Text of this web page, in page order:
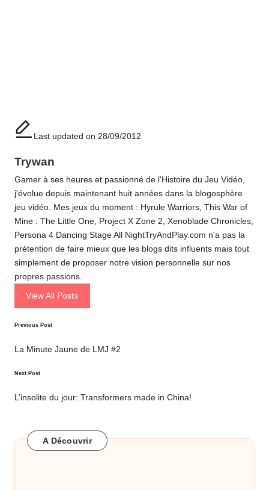
Last updated on 28/09/2012
Trywan
Gamer à ses heures et passionné de l'Histoire du Jeu Vidéo,
j'évolue depuis maintenant huit années dans la blogosphère
jeu vidéo. Mes jeux du moment : Hyrule Warriors, This War of
Mine : The Little One, Project X Zone 2, Xenoblade Chronicles,
Persona 4 Dancing Stage All NightTryAndPlay.com n'a pas la
prétention de faire mieux que les blogs dits influents mais tout
simplement de proposer notre vision personnelle sur nos
propres passions.
View All Posts
Post
navigation
Previous Post
La Minute Jaune de LMJ #2
Next Post
L’insolite du jour: Transformers made in China!
A Découvrir